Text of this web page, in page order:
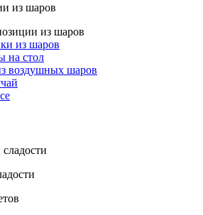
из шаров
из шаров
из шаров
на стол
воздушных шаров